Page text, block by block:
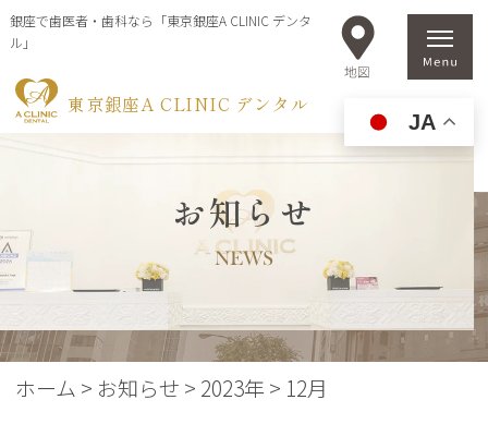
東京銀座A CLINIC デンタル
銀座で歯医者・歯科なら「東京銀座A CLINIC デンタ
ル」
JA
お知らせ
NEWS
ホーム > お知らせ > 2023年> 12月